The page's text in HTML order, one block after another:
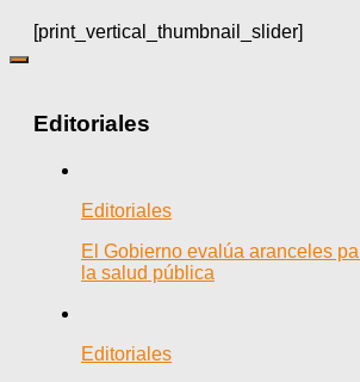
[print_vertical_thumbnail_slider]
Editoriales
Editoriales
El Gobierno evalúa aranceles
la salud pública
Editoriales